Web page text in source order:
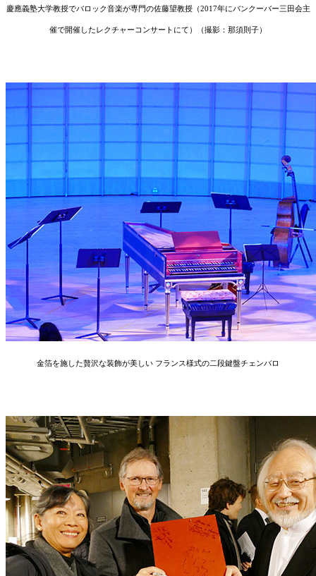
慶應義塾大学教授でバロック音楽が専門の佐藤望教授（2017年にバンクーバー三田会主
催で開催したレクチャーコンサートにて）（撮影：那須則子）
金箔を施した贅沢な装飾が美しい フランス様式の二段鍵盤チェンバロ